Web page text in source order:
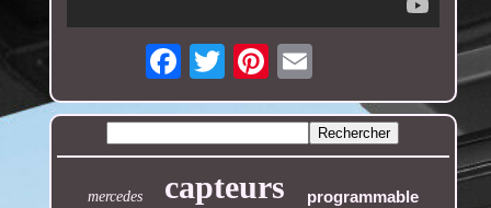
Email
mercedes capteurs programmable